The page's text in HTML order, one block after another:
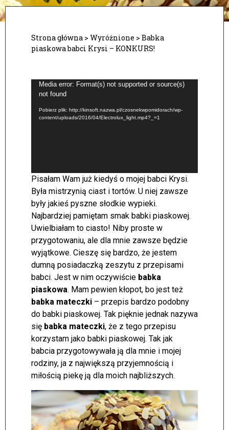
Strona główna > Wyróżnione > Babka
piaskowa babci Krysi – KONKURS!
Odtwarzacz
video
Media error: Format(s) not supported or source(s)
not found
Pobierz plik: http://kinsoft.nazwa.pl/czosnekwpomidorach/wp-
content/uploads/2016/04/Electrolux_light.mp4?_=1
Pisałam Wam już kiedyś o mojej babci Krysi.
Była mistrzynią ciast i tortów. U niej zawsze
były jakieś pyszne słodkie wypieki.
Najbardziej pamiętam smak babki piaskowej.
Uwielbiałam to ciasto! Niby proste w
przygotowaniu, ale dla mnie zawsze będzie
wyjątkowe. Cieszę się bardzo, że jestem
dumną posiadaczką zeszytu z przepisami
babci. Jest w nim oczywiście babka
piaskowa. Mam pewien kłopot, bo jest też
babka mateczki – przepis bardzo podobny
do babki piaskowej. Tak pięknie jednak nazywa
się babka mateczki, że z tego przepisu
korzystam jako babki piaskowej. Tak jak
babcia przygotowywała ją dla mnie i mojej
rodziny, ja z największą przyjemnością i
miłością piekę ją dla moich najbliższych.